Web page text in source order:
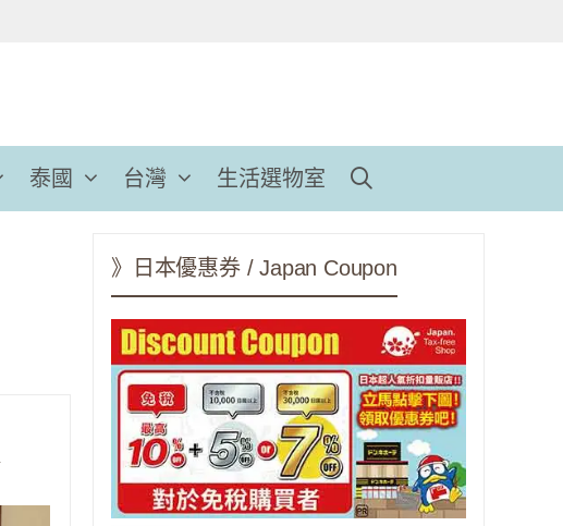
泰國 台灣 生活選物室
》日本優惠券 / Japan Coupon